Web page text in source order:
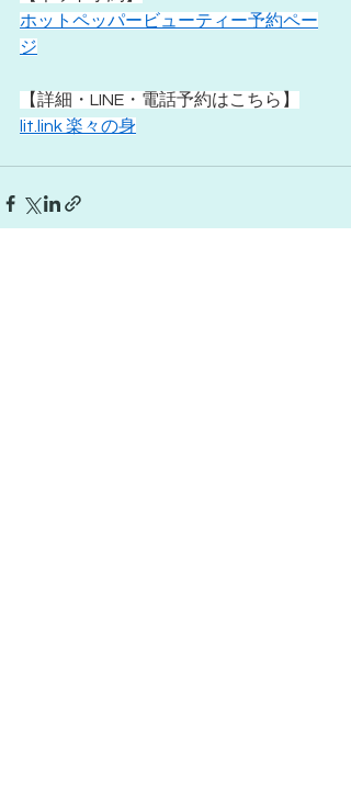
ホットペッパービューティー予約ペー
ジ
【詳細・LINE・電話予約はこちら】
lit.link 楽々の身